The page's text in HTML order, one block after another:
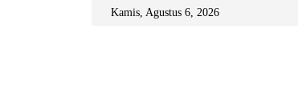
Kamis, Agustus 6, 2026